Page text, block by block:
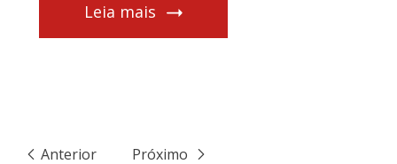
Leia mais
Anterior Próximo